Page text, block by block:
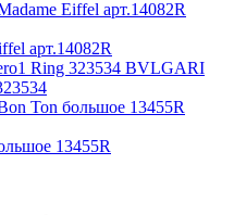
Madame Eiffel арт.14082R
BVLGARI
13455R